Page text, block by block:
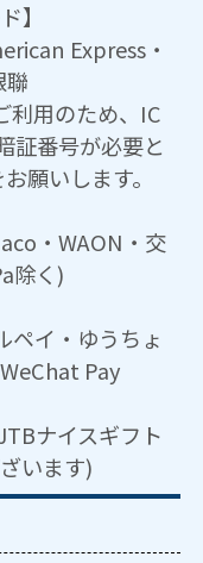
】
Express・
用のため、IC
証番号が必要と
願いします。
・WAON・交
除く)
ペイ・ゆうちょ
Pay
ナイスギフト
います)